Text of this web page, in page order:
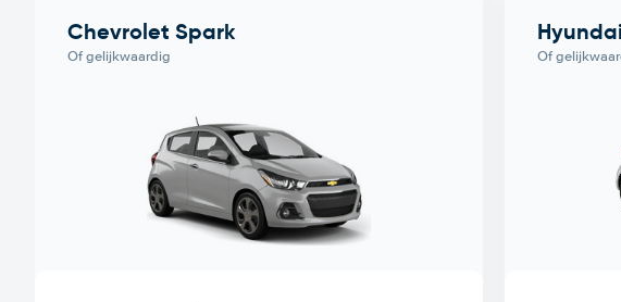
Chevrolet Spark
Of gelijkwaardig Of